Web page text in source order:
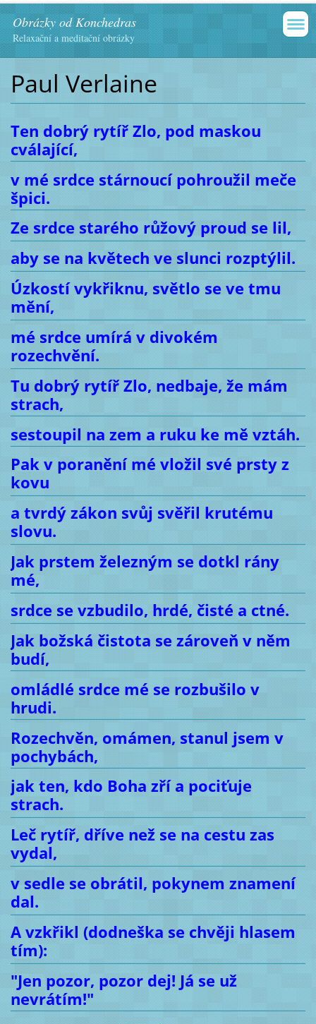
Obrázky od Konchedras
Relaxační a meditační obrázky
Paul Verlaine
Ten dobrý rytíř Zlo, pod maskou
cválající,
v mé srdce stárnoucí pohroužil meče
špici.
Ze srdce starého růžový proud se lil,
aby se na květech ve slunci rozptýlil.
Úzkostí vykřiknu, světlo se ve tmu
mění,
mé srdce umírá v divokém
rozechvění.
Tu dobrý rytíř Zlo, nedbaje, že mám
strach,
sestoupil na zem a ruku ke mě vztáh.
Pak v poranění mé vložil své prsty z
kovu
a tvrdý zákon svůj svěřil krutému
slovu.
Jak prstem železným se dotkl rány
mé,
srdce se vzbudilo, hrdé, čisté a ctné.
Jak božská čistota se zároveň v něm
budí,
omládlé srdce mé se rozbušilo v
hrudi.
Rozechvěn, omámen, stanul jsem v
pochybách,
jak ten, kdo Boha zří a pociťuje
strach.
Leč rytíř, dříve než se na cestu zas
vydal,
v sedle se obrátil, pokynem znamení
dal.
A vzkřikl (dodneška se chvěji hlasem
tím):
"Jen pozor, pozor dej! Já se už
nevrátím!"